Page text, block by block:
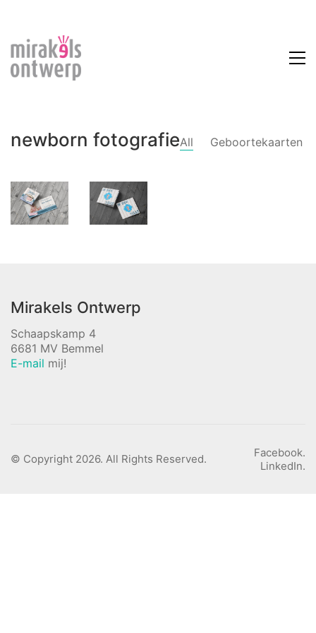
newborn fotografieAll Geboortekaarten
Mirakels Ontwerp
Schaapskamp 4
6681 MV Bemmel
E-mail mij!
Facebook.
LinkedIn.
© Copyright 2026. All Rights Reserved.